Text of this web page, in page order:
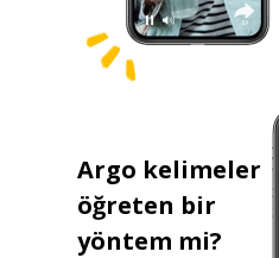
Argo kelimeler
öğreten bir
yöntem mi?